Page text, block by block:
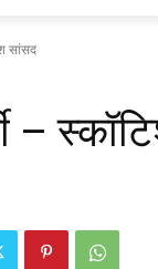
सांसद
–